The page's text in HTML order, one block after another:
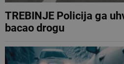
TREBINJE Policija ga
bacao drogu